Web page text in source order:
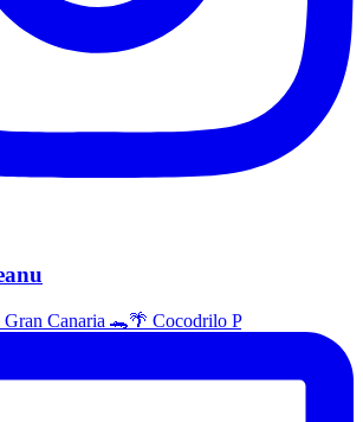
Canaria 🐊🌴 Cocodrilo P